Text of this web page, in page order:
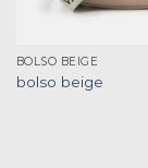
BOLSO BEIGE
bolso beige